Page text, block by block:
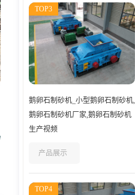
TOP3
鹅卵石制砂机_小型鹅卵石制砂机,
鹅卵石制砂机厂家,鹅卵石制砂机
生产视频
产品展示
TOP4